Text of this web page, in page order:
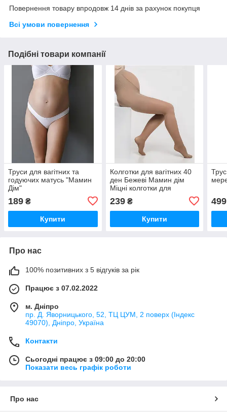
Повернення товару впродовж 14 днів за рахунок покупця
Всі умови повернення
Подібні товари компанії
Труси для вагітних та
годуючих матусь "Мамин
Дім"
189 ₴
Купити
Колготки для вагітних 40
ден Бежеві Мамин дім
Міцні колготки для
капронові
239₴
Купити
499
Про нас
100% позитивних з 5 відгуків за рік
Працює з 07.02.2022
м. Дніпро
пр. Д. Яворницького, 52, ТЦ ЦУМ, 2 поверх (Індекс
49070), Дніпро, Україна
Контакти
Сьогодні працює з 09:00 до 20:00
Показати весь графік роботи
Про нас